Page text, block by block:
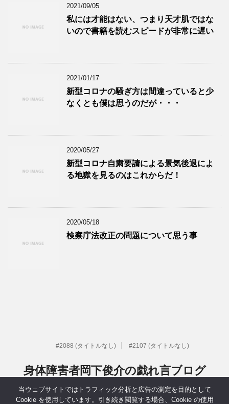
2021/09/05
私には才能はない、つまり天才肌ではな
いので書籍を読むスピードが非常に遅い
2021/01/17
新型コロナの騒ぎ方は間違っていると少
なくとも僕は思うのだが・・・
2020/05/27
新型コロナ自粛要請による景気後退によ
る地獄を見るのはこれからだ！
2020/05/18
検察庁法改正の問題について思う事
#2088 (タイトルなし) #2107 (タイトルなし)
身体障害者岡下俊介の戯れ言ブログ
元IT系社長だった身体障害者岡下俊介の戯れ言ブログ
当ウェブサイトではトラフィック分析と広告の測定を目的として
Cookie を使用しています。引き続き閲覧する場合、Cookie の使用